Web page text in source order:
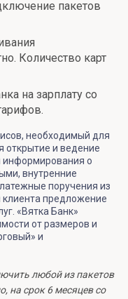
пакетов
Количество карт
на зарплату со
необходимый для
открытие и ведение
информирования о
внутренние
поручения из
предложение
«Вятка Банк»
от размеров и
и
любой из пакетов
на срок 6 месяцев со